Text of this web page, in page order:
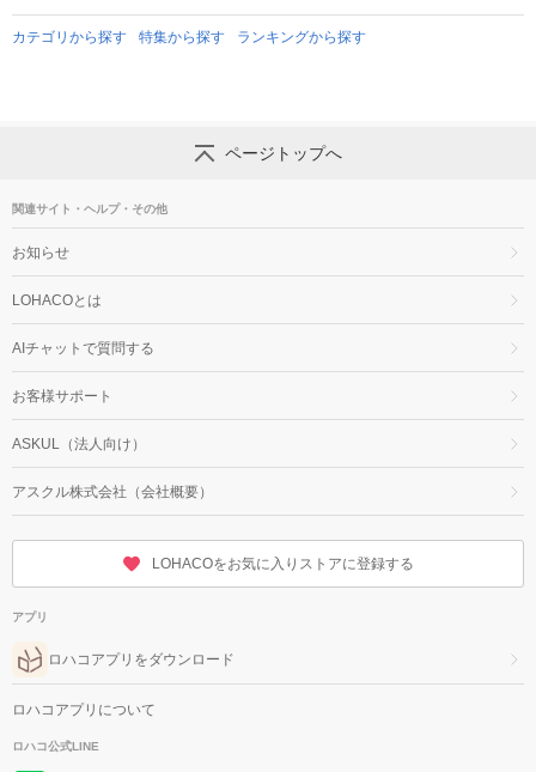
カテゴリから探す 特集から探す ランキングから探す
ページトップへ
関連サイト・ヘルプ・その他
お知らせ
LOHACOとは
AIチャットで質問する
お客様サポート
ASKUL（法人向け）
アスクル株式会社（会社概要）
LOHACOをお気に入りストアに登録する
アプリ
ロハコアプリをダウンロード
ロハコアプリについて
ロハコ公式LINE